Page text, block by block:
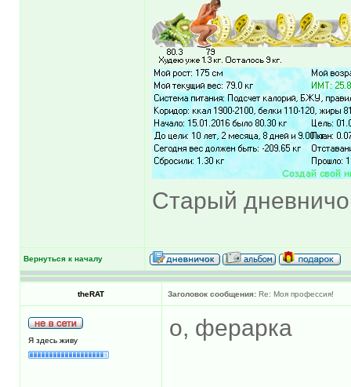
Старый
Вернуться к началу
theRAT Заголовок сообщения: Re: Моя профессия!
Я здесь живу о, ферарка